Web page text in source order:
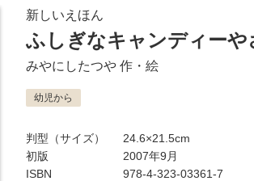
新しいえほん
ふしぎなキャンディーや
みやにしたつや 作・絵
幼児から
判型（サイズ）
24.6×21.5cm
初版
2007年9月
ISBN
978-4-323-03361-7